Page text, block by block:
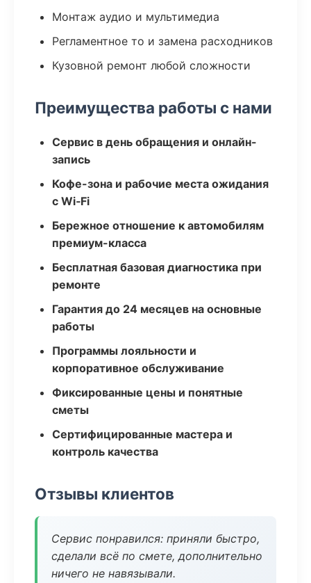
Монтаж аудио и мультимедиа
Регламентное то и замена расходников
Кузовной ремонт любой сложности
Преимущества работы с нами
Сервис в день обращения и онлайн-
запись
Кофе-зона и рабочие места ожидания
с Wi‑Fi
Бережное отношение к автомобилям
премиум-класса
Бесплатная базовая диагностика при
ремонте
Гарантия до 24 месяцев на основные
работы
Программы лояльности и
корпоративное обслуживание
Фиксированные цены и понятные
сметы
Сертифицированные мастера и
контроль качества
Отзывы клиентов
Сервис понравился: приняли быстро,
сделали всё по смете, дополнительно
ничего не навязывали.